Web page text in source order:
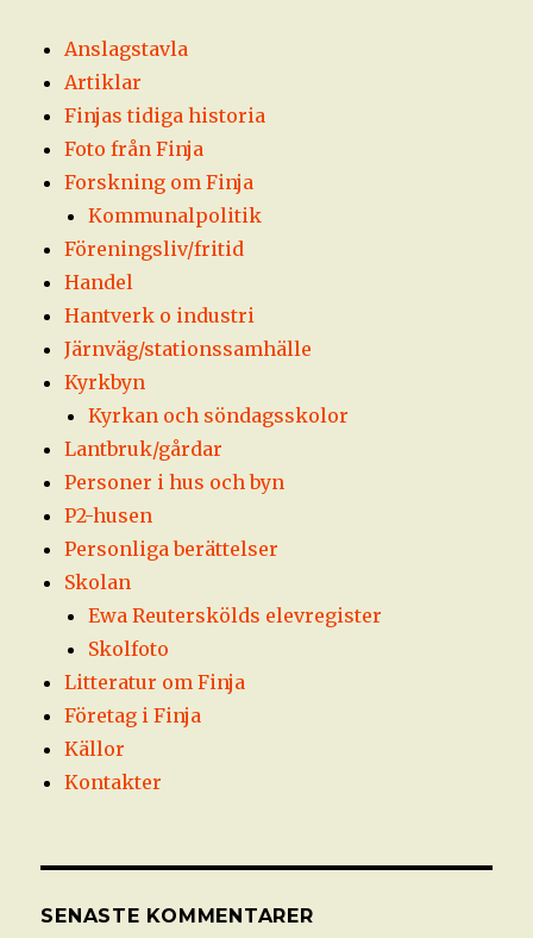
Anslagstavla
Artiklar
Finjas tidiga historia
Foto från Finja
Forskning om Finja
Kommunalpolitik
Föreningsliv/fritid
Handel
Hantverk o industri
Järnväg/stationssamhälle
Kyrkbyn
Kyrkan och söndagsskolor
Lantbruk/gårdar
Personer i hus och byn
P2-husen
Personliga berättelser
Skolan
Ewa Reuterskölds elevregister
Skolfoto
Litteratur om Finja
Företag i Finja
Källor
Kontakter
SENASTE KOMMENTARER